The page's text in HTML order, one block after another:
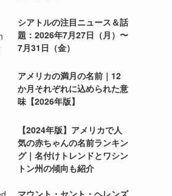
シアトルの注目ニュース＆話
題：2026年7月27日（月）〜
7月31日（金）
アメリカの満月の名前｜12
か月それぞれに込められた意
味【2026年版】
【2024年版】アメリカで人
気の赤ちゃんの名前ランキン
グ｜名付けトレンドとワシン
トン州の傾向も紹介
マウント・セント・ヘレンズ